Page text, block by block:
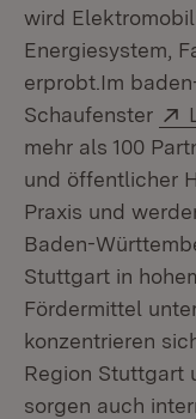
wird
Energiesystem,
erprobt.Im
Schaufenster
mehr als 100
und öffentlicher
Praxis und
Baden-
Stuttgart in
Fördermittel
konzentrieren
Region Stuttgart
sorgen auch